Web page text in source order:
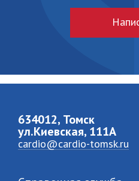
634012, Томск
ул.Киевская, 111A
cardio@cardio-tomsk.ru